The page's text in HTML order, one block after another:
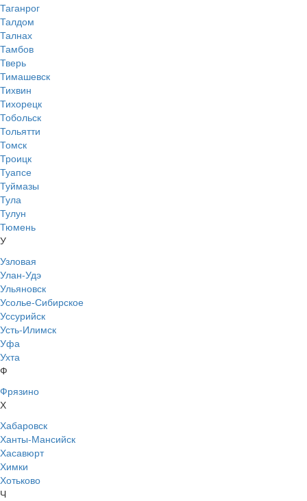
Таганрог
Талдом
Талнах
Тамбов
Тверь
Тимашевск
Тихвин
Тихорецк
Тобольск
Тольятти
Томск
Троицк
Туапсе
Туймазы
Тула
Тулун
Тюмень
У
Узловая
Улан-Удэ
Ульяновск
Усолье-Сибирское
Уссурийск
Усть-Илимск
Уфа
Ухта
Ф
Фрязино
Х
Хабаровск
Ханты-Мансийск
Хасавюрт
Химки
Хотьково
Ч